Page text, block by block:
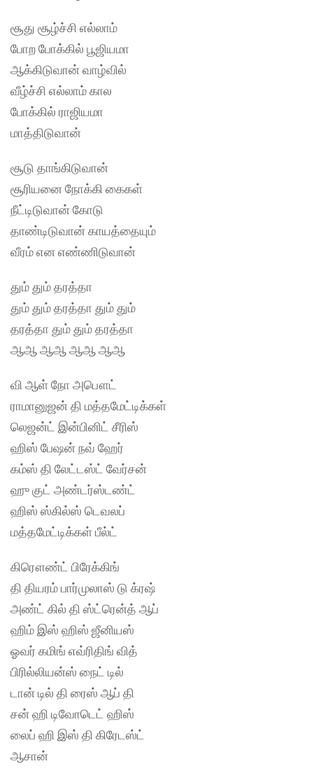
சூது சூழ்ச்சி எல்லாம்
போற போக்கில் பூஜியமா
ஆக்கிடுவான் வாழ்வில்
வீழ்ச்சி எல்லாம் கால
போக்கில் ராஜியமா
மாத்திடுவான்
சூடு தாங்கிடுவான்
சூரியனை நோக்கி கைகள்
நீட்டிடுவான் கோடு
தாண்டிடுவான் காயத்தையும்
வீரம் என எண்ணிடுவான்
தும் தும் தரத்தா
தும் தும் தரத்தா தும் தும்
தரத்தா தும் தும் தரத்தா
ஆஆ ஆஆ ஆஆ ஆஆ
வி ஆள் நோ அபௌட்
ராமானுஜன் தி மத்தமேட்டிக்கள்
லெஜன்ட் இன்பினிட் சீரிஸ்
ஹிஸ் பேஷன் நவ் ஹேர்
கம்ஸ் தி லேட்டஸ்ட் வேர்சன்
ஹு குட் அண்டர்ஸ்டண்ட்
ஹிஸ் ஸ்கில்ஸ் டெவலப்
மத்தமேட்டிக்கள் பீல்ட்
கிரௌண்ட் பிரேக்கிங்
தி தியரம் பார்முலாஸ் டு க்ரஷ்
அண்ட் கில் தி ஸ்ட்ரென்த் ஆப்
ஹிம் இஸ் ஹிஸ் ஜீனியஸ்
ஓவர் கமிங் எவ்ரிதிங் வித்
பிரில்லியன்ஸ் நைட் டில்
டான் டில் தி ரைஸ் ஆப் தி
சன் ஹி டிவோடெட் ஹிஸ்
லைப் ஹி இஸ் தி கிரேடஸ்ட்
ஆசான்